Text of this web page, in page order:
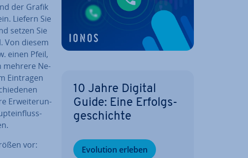
der Grafik
Liefern Sie
setzen Sie
Von diesem
einen Pfeil,
mehrere Ne­
Eintragen
Er­wei­te­run­
vor:
10 Jahre Digital
Guide: Eine Er­folgs­
ge­schich­te
Evolution erleben